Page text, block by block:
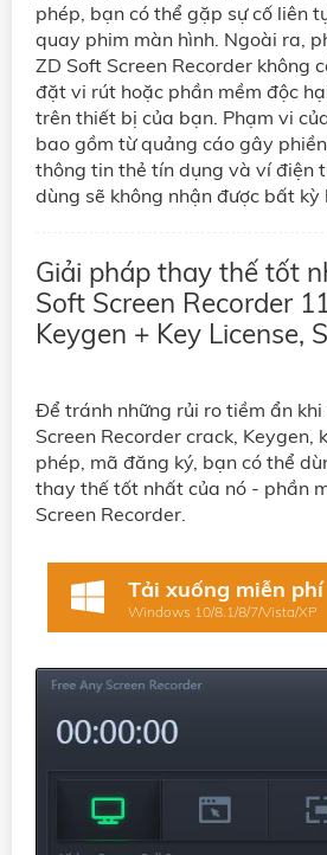
phép, bạn có thể gặp sự cố liên
quay phim màn hình. Ngoài ra,
ZD Soft Screen Recorder không
đặt vi rút hoặc phần mềm độc
trên thiết bị của bạn. Phạm vi
bao gồm từ quảng cáo gây
thông tin thẻ tín dụng và ví điện
dùng sẽ không nhận được bất
Giải pháp thay thế tốt
Soft Screen Recorder
Keygen + Key License,
Để tránh những rủi ro tiềm ẩn
Screen Recorder crack, Keygen,
phép, mã đăng ký, bạn có thể
thay thế tốt nhất của nó - phần
Screen Recorder.
Tải xuống miễn phí
Windows 10/8.1/8/7/Vista/XP